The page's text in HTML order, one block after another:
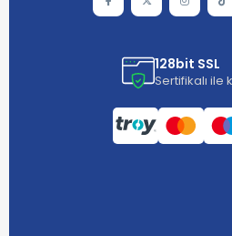
128bit SSL
Sertifikalı ile